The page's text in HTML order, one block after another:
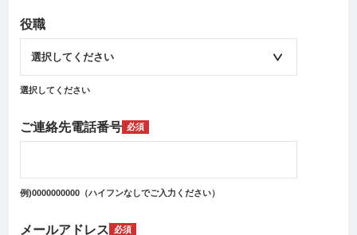
役職
選択してください
ご連絡先電話番号 必須
例)0000000000（ハイフンなしでご入力ください）
メールアドレス 必須